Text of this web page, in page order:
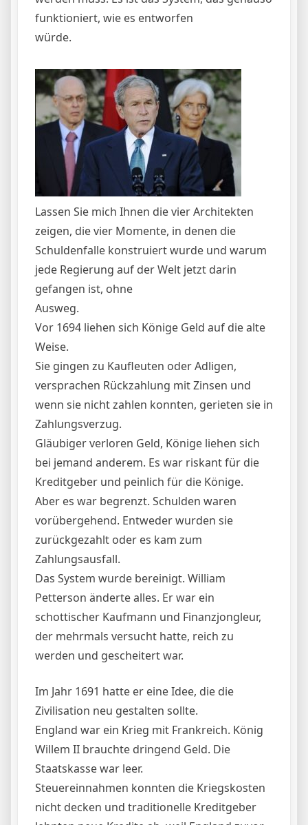
funktioniert, wie es entworfen
würde.
Lassen Sie mich Ihnen die vier Architekten
zeigen, die vier Momente, in denen die
Schuldenfalle konstruiert wurde und warum
jede Regierung auf der Welt jetzt darin
gefangen ist, ohne
Ausweg.
Vor 1694 liehen sich Könige Geld auf die alte
Weise.
Sie gingen zu Kaufleuten oder Adligen,
versprachen Rückzahlung mit Zinsen und
wenn sie nicht zahlen konnten, gerieten sie in
Zahlungsverzug.
Gläubiger verloren Geld, Könige liehen sich
bei jemand anderem. Es war riskant für die
Kreditgeber und peinlich für die Könige.
Aber es war begrenzt. Schulden waren
vorübergehend. Entweder wurden sie
zurückgezahlt oder es kam zum
Zahlungsausfall.
Das System wurde bereinigt. William
Petterson änderte alles. Er war ein
schottischer Kaufmann und Finanzjongleur,
der mehrmals versucht hatte, reich zu
werden und gescheitert war.
Im Jahr 1691 hatte er eine Idee, die die
Zivilisation neu gestalten sollte.
England war ein Krieg mit Frankreich. König
Willem II brauchte dringend Geld. Die
Staatskasse war leer.
Steuereinnahmen konnten die Kriegskosten
nicht decken und traditionelle Kreditgeber